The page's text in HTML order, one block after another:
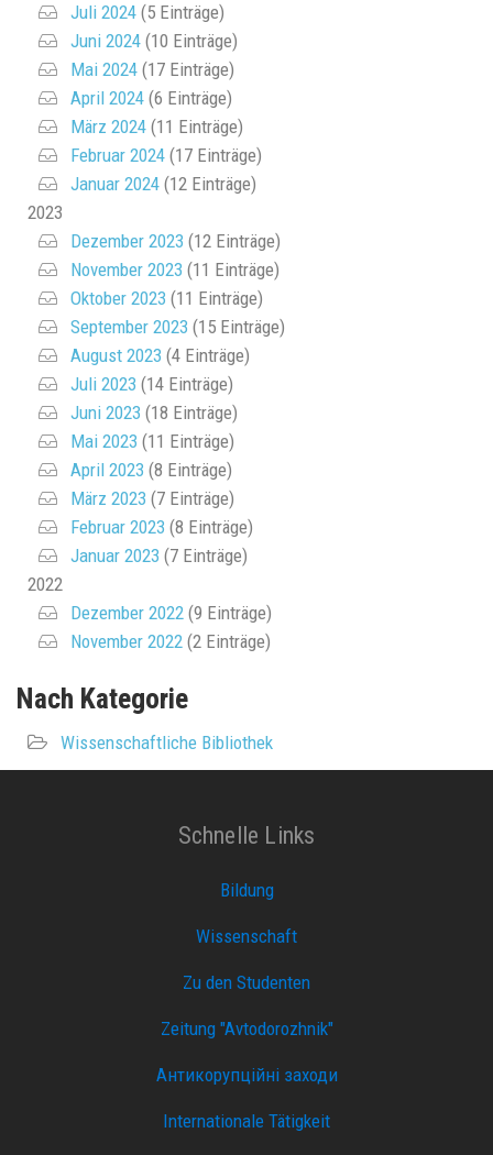
Juli 2024 (5 Einträge)
Juni 2024 (10 Einträge)
Mai 2024 (17 Einträge)
April 2024 (6 Einträge)
März 2024 (11 Einträge)
Februar 2024 (17 Einträge)
Januar 2024 (12 Einträge)
2023
Dezember 2023 (12 Einträge)
November 2023 (11 Einträge)
Oktober 2023 (11 Einträge)
September 2023 (15 Einträge)
August 2023 (4 Einträge)
Juli 2023 (14 Einträge)
Juni 2023 (18 Einträge)
Mai 2023 (11 Einträge)
April 2023 (8 Einträge)
März 2023 (7 Einträge)
Februar 2023 (8 Einträge)
Januar 2023 (7 Einträge)
2022
Dezember 2022 (9 Einträge)
November 2022 (2 Einträge)
Nach Kategorie
Wissenschaftliche Bibliothek
Schnelle Links
Bildung
Wissenschaft
Zu den Studenten
Zeitung "Avtodorozhnik"
Антикорупційні заходи
Internationale Tätigkeit